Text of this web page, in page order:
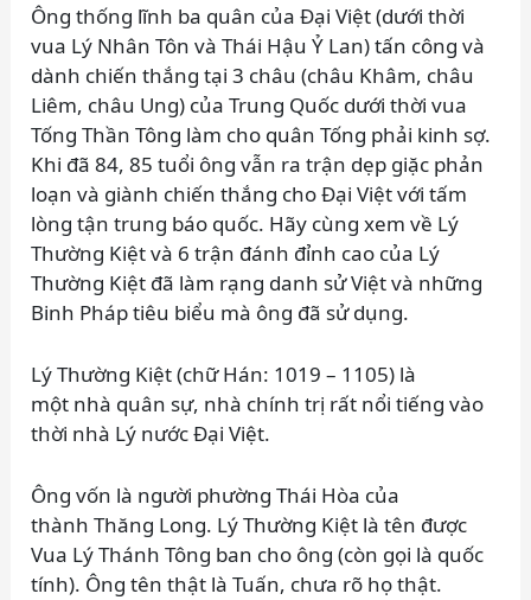
Ông thống lĩnh ba quân của Đại Việt (dưới thời
vua Lý Nhân Tôn và Thái Hậu Ỷ Lan) tấn công và
dành chiến thắng tại 3 châu (châu Khâm, châu
Liêm, châu Ung) của Trung Quốc dưới thời vua
Tống Thần Tông làm cho quân Tống phải kinh sợ.
Khi đã 84, 85 tuổi ông vẫn ra trận dẹp giặc phản
loạn và giành chiến thắng cho Đại Việt với tấm
lòng tận trung báo quốc. Hãy cùng xem về Lý
Thường Kiệt và 6 trận đánh đỉnh cao của Lý
Thường Kiệt đã làm rạng danh sử Việt và những
Binh Pháp tiêu biểu mà ông đã sử dụng.
Lý Thường Kiệt (chữ Hán: 1019 – 1105) là
một nhà quân sự, nhà chính trị rất nổi tiếng vào
thời nhà Lý nước Đại Việt.
Ông vốn là người phường Thái Hòa của
thành Thăng Long. Lý Thường Kiệt là tên được
Vua Lý Thánh Tông ban cho ông (còn gọi là quốc
tính). Ông tên thật là Tuấn, chưa rõ họ thật.